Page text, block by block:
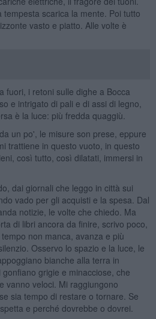
scarica la mente. Poi tutto
vasto e piatto. Alle volte è
fuori, i retoni sulle dighe a Bocca
e intrigato di pali e di assi di legno,
è la luce: più fredda quaggiù.
un po', le misure son prese, eppure
trattiene in questo vuoto, in questo
così tutto, così dilatati, immersi in
dai giornali che leggo in città sui
vado per gli acquisti e la spesa. Dal
notizie, le volte che chiedo. Ma
di libri ancora da finire, scrivo poco,
non manca, avanza e più
Osservo lo spazio e la luce, le
bianche alla terra in
grigie e minacciose, che
vanno veloci. Mi raggiungono
sia tempo di restare o tornare. Se
e perché dovrebbe o dovrei.